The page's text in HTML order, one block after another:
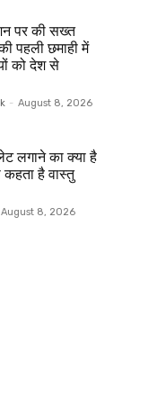
पर की सख्त
पहली छमाही में
को देश से
- August 8, 2026
लगाने का क्या है
कहता है वास्तु
August 8, 2026